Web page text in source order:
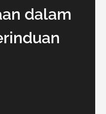
dalam